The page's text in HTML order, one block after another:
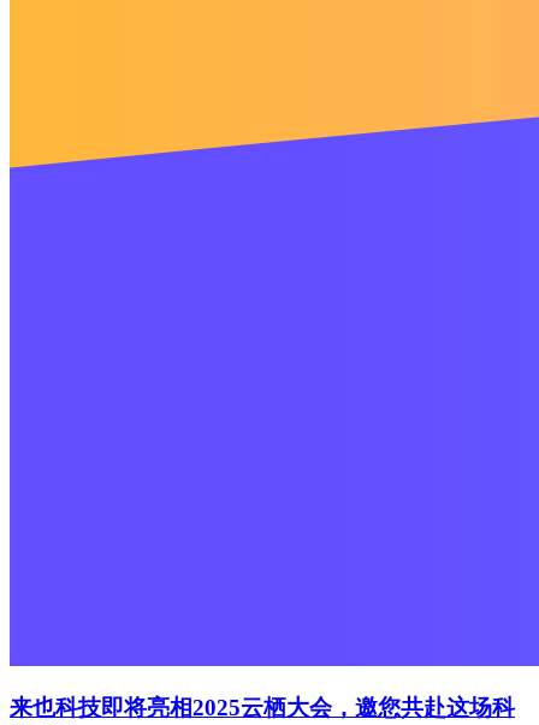
来也科技即将亮相2025云栖大会，邀您共赴这场科